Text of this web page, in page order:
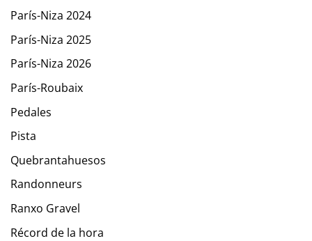
París-Niza 2024
París-Niza 2025
París-Niza 2026
París-Roubaix
Pedales
Pista
Quebrantahuesos
Randonneurs
Ranxo Gravel
Récord de la hora